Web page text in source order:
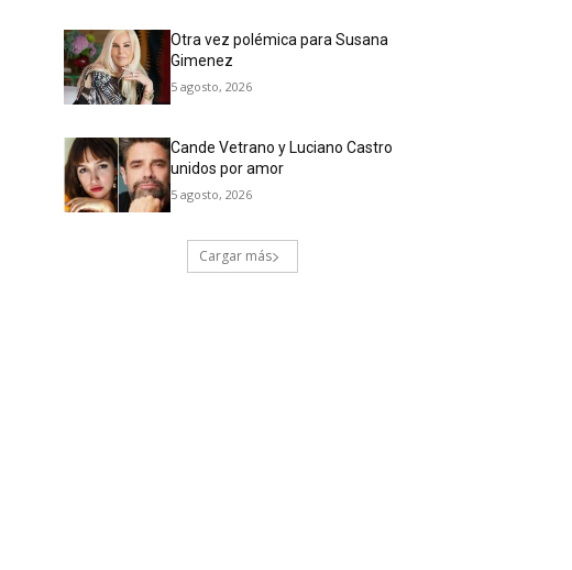
Otra vez polémica para Susana
Gimenez
5 agosto, 2026
Cande Vetrano y Luciano Castro
unidos por amor
5 agosto, 2026
Cargar más